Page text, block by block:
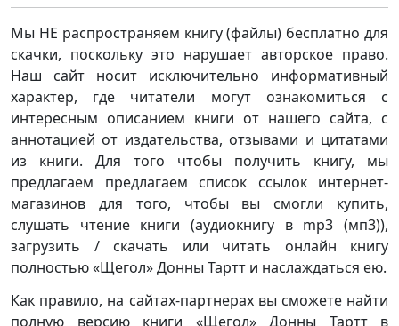
Мы НЕ распространяем книгу (файлы) бесплатно для
скачки, поскольку это нарушает авторское право.
Наш сайт носит исключительно информативный
характер, где читатели могут ознакомиться с
интересным описанием книги от нашего сайта, с
аннотацией от издательства, отзывами и цитатами
из книги. Для того чтобы получить книгу, мы
предлагаем предлагаем список ссылок интернет-
магазинов для того, чтобы вы смогли купить,
слушать чтение книги (аудиокнигу в mp3 (мп3)),
загрузить / скачать или читать онлайн книгу
полностью «Щегол» Донны Тартт и наслаждаться ею.
Как правило, на сайтах-партнерах вы сможете найти
полную версию книги «Щегол» Донны Тартт в